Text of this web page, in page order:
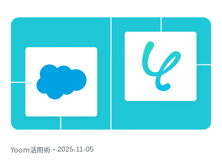
Yoom活用術 ・2025-11-05